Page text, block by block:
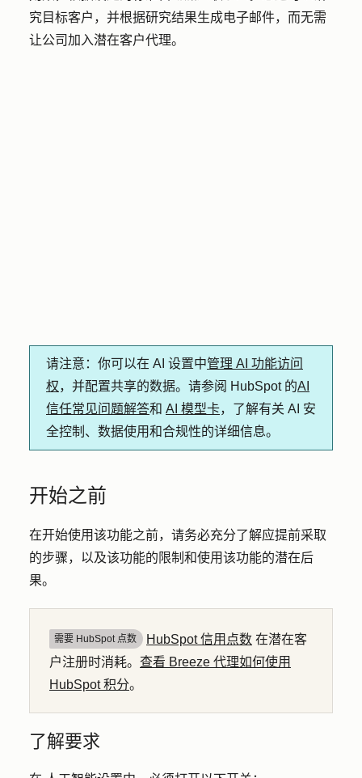
究目标客户，并根据研究结果生成电子邮件，而无需
让公司加入潜在客户代理。
请注意 ：你可以在 AI 设置中管理 AI 功能访问
权，并配置共享的数据。请参阅 HubSpot 的AI
信任常见问题解答和 AI 模型卡，了解有关 AI 安
全控制、数据使用和合规性的详细信息。
开始之前
在开始使用该功能之前，请务必充分了解应提前采取
的步骤，以及该功能的限制和使用该功能的潜在后
果。
需要 HubSpot 点数 HubSpot 信用点数 在潜在客
户注册时消耗。 查看 Breeze 代理如何使用
HubSpot 积分。
了解要求